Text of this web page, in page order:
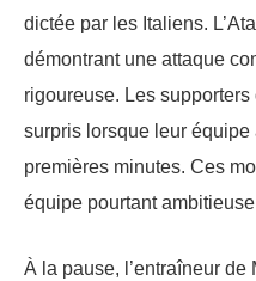
dictée par les Italiens.
démontrant une attaque
rigoureuse. Les
surpris lorsque leur
premières minutes. Ces
équipe pourtant
À la pause, l’entraîneur